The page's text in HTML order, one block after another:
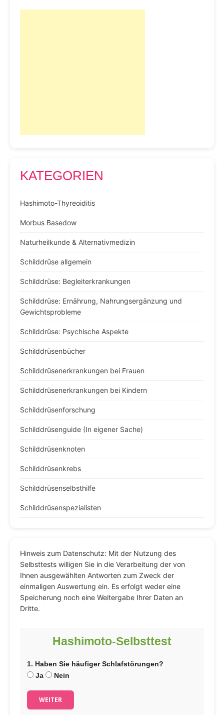
KATEGORIEN
Hashimoto-Thyreoiditis
Morbus Basedow
Naturheilkunde & Alternativmedizin
Schilddrüse allgemein
Schilddrüse: Begleiterkrankungen
Schilddrüse: Ernährung, Nahrungsergänzung und
Gewichtsprobleme
Schilddrüse: Psychische Aspekte
Schilddrüsenbücher
Schilddrüsenerkrankungen bei Frauen
Schilddrüsenerkrankungen bei Kindern
Schilddrüsenforschung
Schilddrüsenguide (In eigener Sache)
Schilddrüsenknoten
Schilddrüsenkrebs
Schilddrüsenselbsthilfe
Schilddrüsenspezialisten
Hinweis zum Datenschutz: Mit der Nutzung des
Selbsttests willigen Sie in die Verarbeitung der von
Ihnen ausgewählten Antworten zum Zweck der
einmaligen Auswertung ein. Es erfolgt weder eine
Speicherung noch eine Weitergabe Ihrer Daten an
Dritte.
Hashimoto-Selbsttest
1. Haben Sie häufiger Schlafstörungen?
Ja
Nein
WEITER